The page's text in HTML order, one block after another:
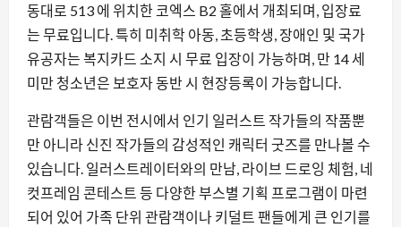
동대로 513 에 위치한 코엑스 B2 홀에서 개최되며, 입장료
는 무료입니다. 특히 미취학 아동, 초등학생, 장애인 및 국가
유공자는 복지카드 소지 시 무료 입장이 가능하며, 만 14 세
미만 청소년은 보호자 동반 시 현장등록이 가능합니다.
관람객들은 이번 전시에서 인기 일러스트 작가들의 작품뿐
만 아니라 신진 작가들의 감성적인 캐릭터 굿즈를 만나볼 수
있습니다. 일러스트레이터와의 만남, 라이브 드로잉 체험, 네
컷프레임 콘테스트 등 다양한 부스별 기획 프로그램이 마련
되어 있어 가족 단위 관람객이나 키덜트 팬들에게 큰 인기를